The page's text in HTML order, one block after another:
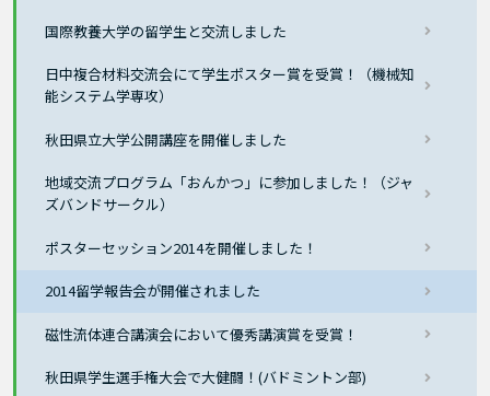
国際教養大学の留学生と交流しました
日中複合材料交流会にて学生ポスター賞を受賞！（機械知
能システム学専攻）
秋田県立大学公開講座を開催しました
地域交流プログラム「おんかつ」に参加しました！（ジャ
ズバンドサークル）
ポスターセッション2014を開催しました！
2014留学報告会が開催されました
磁性流体連合講演会において優秀講演賞を受賞！
秋田県学生選手権大会で大健闘！(バドミントン部)